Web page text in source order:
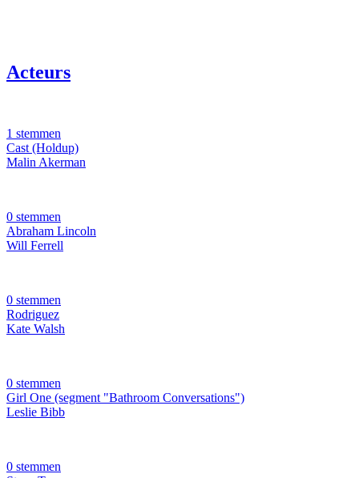
Acteurs
1 stemmen
Cast (Holdup)
Malin Akerman
0 stemmen
Abraham Lincoln
Will Ferrell
0 stemmen
Rodriguez
Kate Walsh
0 stemmen
Girl One (segment "Bathroom Conversations")
Leslie Bibb
0 stemmen